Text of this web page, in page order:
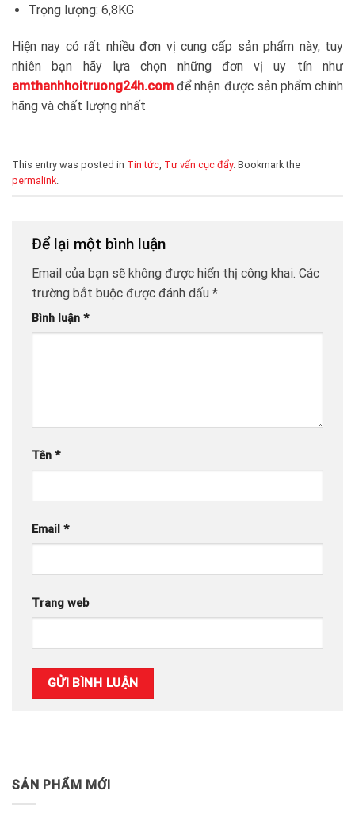
Trọng lượng: 6,8KG
Hiện nay có rất nhiều đơn vị cung cấp sản phẩm này, tuy
nhiên bạn hãy lựa chọn những đơn vị uy tín như
amthanhhoitruong24h.com để nhận được sản phẩm chính
hãng và chất lượng nhất
This entry was posted in Tin tức, Tư vấn cục đẩy. Bookmark the
permalink.
Để lại một bình luận
Email của bạn sẽ không được hiển thị công khai. Các
trường bắt buộc được đánh dấu *
Bình luận *
Tên *
Email *
Trang web
SẢN PHẨM MỚI